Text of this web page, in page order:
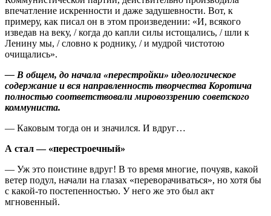
впечатление искренности и даже задушевности. Вот, к
примеру, как писал он в этом произведении: «И, всякого
изведав на веку, / когда до капли силы истощались, / шли к
Ленину мы, / словно к роднику, / и мудрой чистотою
очищались».
— В общем, до начала «перестройки» идеологическое
содержание и вся направленность творчества Коротича
полностью соответствовали мировоззрению советского
коммуниста.
— Каковым тогда он и значился. И вдруг…
А стал — «перестроечный»
— Уж это поистине вдруг! В то время многие, почуяв, какой
ветер подул, начали на глазах «переворачиваться», но хотя бы
с какой-то постепенностью. У него же это был акт
мгновенный.